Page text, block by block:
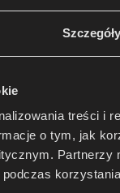
treści i
o tym, jak
Partnerzy